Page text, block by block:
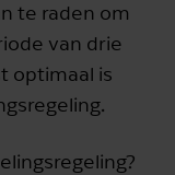
te raden om
van drie
optimaal is